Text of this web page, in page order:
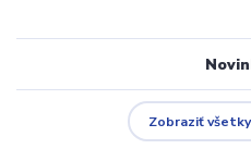
Zobraziť